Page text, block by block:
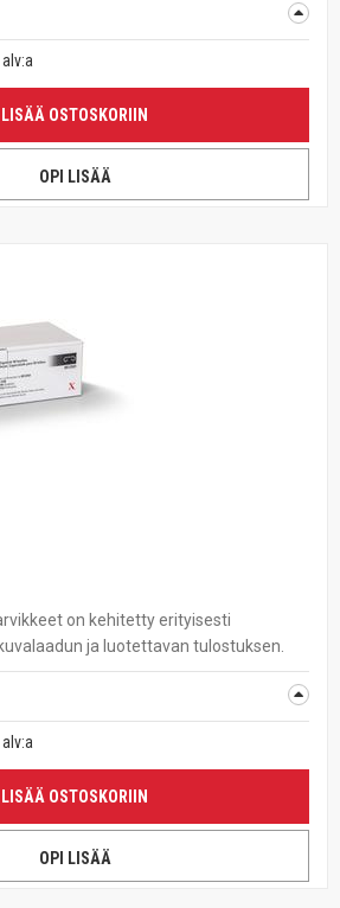
alv:a
LISÄÄ OSTOSKORIIN
OPI LISÄÄ
on kehitetty erityisesti
ja luotettavan tulostuksen.
alv:a
LISÄÄ OSTOSKORIIN
OPI LISÄÄ